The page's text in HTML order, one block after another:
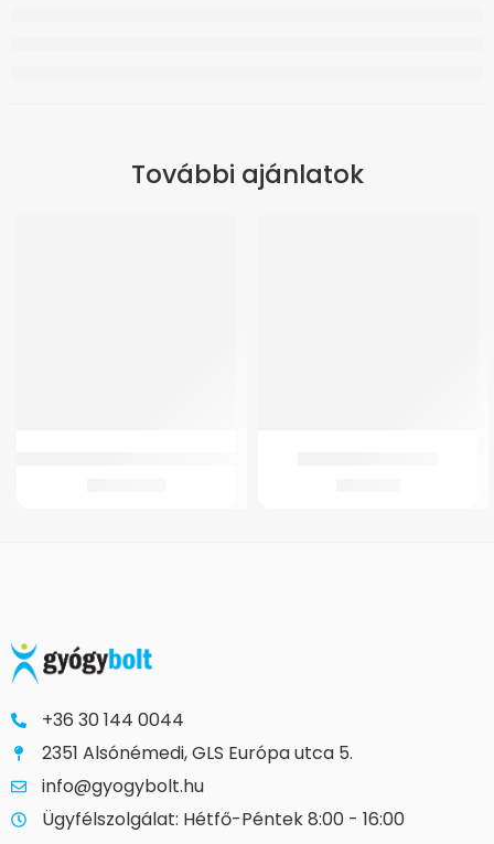
További ajánlatok
+36 30 144 0044
2351 Alsónémedi, GLS Európa utca 5.
info@gyogybolt.hu
Ügyfélszolgálat: Hétfő-Péntek 8:00 - 16:00